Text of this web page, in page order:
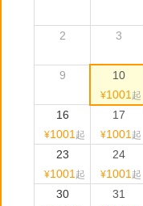
2 3
9 10
¥1001起
16
¥1001起
17
¥1001起
23
¥1001起
24
¥1001起
30 31